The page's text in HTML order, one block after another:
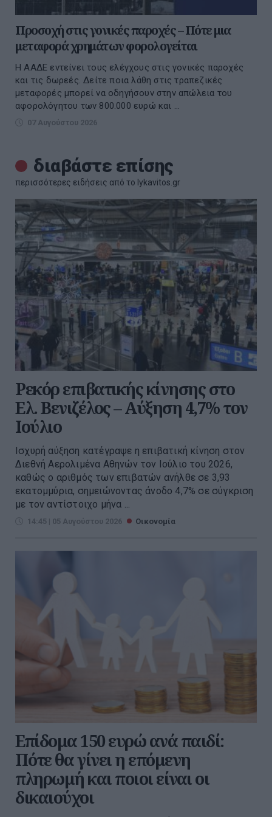
Προσοχή στις γονικές παροχές – Πότε μια
μεταφορά χρημάτων φορολογείται
Η ΑΑΔΕ εντείνει τους ελέγχους στις γονικές παροχές
και τις δωρεές. Δείτε ποια λάθη στις τραπεζικές
μεταφορές μπορεί να οδηγήσουν στην απώλεια του
αφορολόγητου των 800.000 ευρώ και ...
07 Αυγούστου 2026
διαβάστε επίσης
περισσότερες ειδήσεις από το lykavitos.gr
Ρεκόρ επιβατικής κίνησης στο
Ελ. Βενιζέλος – Αύξηση 4,7% τον
Ιούλιο
Ισχυρή αύξηση κατέγραψε η επιβατική κίνηση στον
Διεθνή Αερολιμένα Αθηνών τον Ιούλιο του 2026,
καθώς ο αριθμός των επιβατών ανήλθε σε 3,93
εκατομμύρια, σημειώνοντας άνοδο 4,7% σε σύγκριση
με τον αντίστοιχο μήνα ...
14:45 | 05 Αυγούστου 2026 Οικονομία
Επίδομα 150 ευρώ ανά παιδί:
Πότε θα γίνει η επόμενη
πληρωμή και ποιοι είναι οι
δικαιούχοι